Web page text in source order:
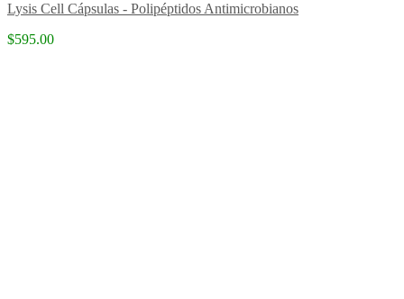
Lysis Cell Cápsulas - Polipéptidos Antimicrobianos
$595.00